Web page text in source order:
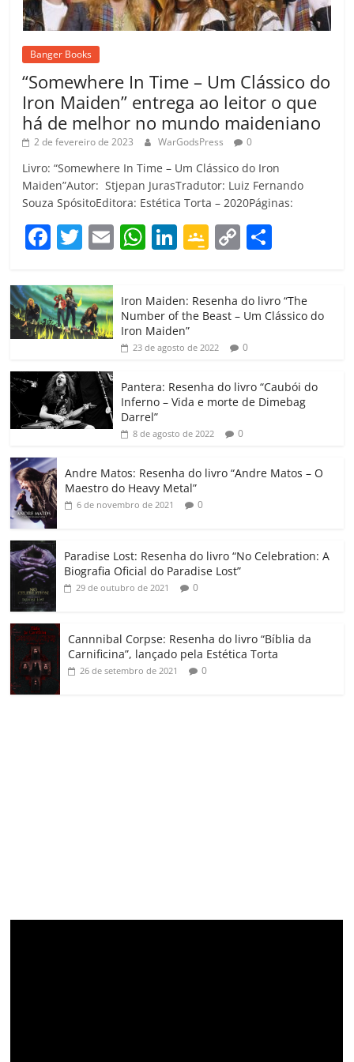
Banger Books
“Somewhere In Time – Um Clássico do
Iron Maiden” entrega ao leitor o que
há de melhor no mundo maideniano
2 de fevereiro de 2023 WarGodsPress 0
Livro: “Somewhere In Time – Um Clássico do Iron
Maiden”Autor: Stjepan JurasTradutor: Luiz Fernando
Souza SpósitoEditora: Estética Torta – 2020Páginas:
F
c
e
b
o
o
k
T
itt
er
E W
at
s
A
p
Li
e
dI
G
gl
e
Cl
a
ss
ro
o
C
p
y
Li
k
m
p
h
ar
Iron Maiden: Resenha do livro “The
Number of the Beast – Um Clássico do
Iron Maiden”
23 de agosto de 2022 0
Pantera: Resenha do livro “Caubói do
Inferno – Vida e morte de Dimebag
Darrel”
8 de agosto de 2022 0
Andre Matos: Resenha do livro “Andre Matos – O
Maestro do Heavy Metal”
6 de novembro de 2021 0
Paradise Lost: Resenha do livro “No Celebration: A
Biografia Oficial do Paradise Lost”
29 de outubro de 2021 0
Cannnibal Corpse: Resenha do livro “Bíblia da
Carnificina”, lançado pela Estética Torta
26 de setembro de 2021 0